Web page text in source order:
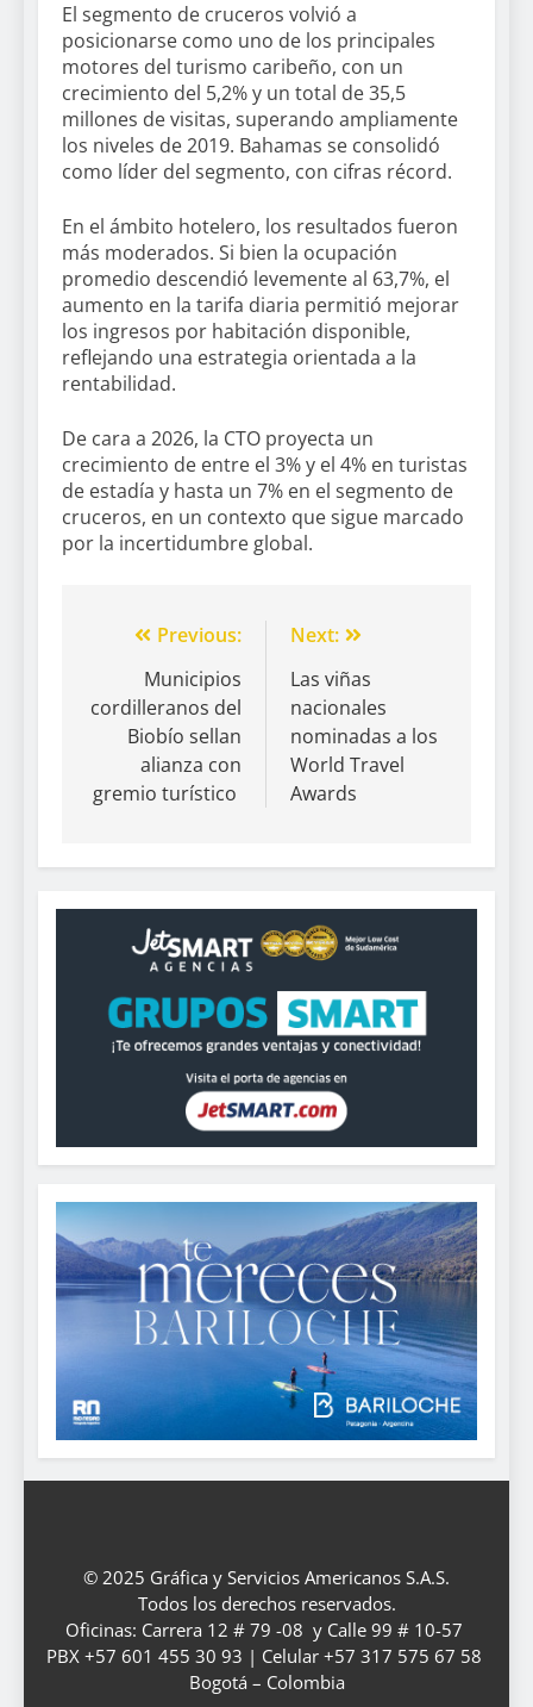
El segmento de cruceros volvió a
posicionarse como uno de los principales
motores del turismo caribeño, con un
crecimiento del 5,2% y un total de 35,5
millones de visitas, superando ampliamente
los niveles de 2019. Bahamas se consolidó
como líder del segmento, con cifras récord.
En el ámbito hotelero, los resultados fueron
más moderados. Si bien la ocupación
promedio descendió levemente al 63,7%, el
aumento en la tarifa diaria permitió mejorar
los ingresos por habitación disponible,
reflejando una estrategia orientada a la
rentabilidad.
De cara a 2026, la CTO proyecta un
crecimiento de entre el 3% y el 4% en turistas
de estadía y hasta un 7% en el segmento de
cruceros, en un contexto que sigue marcado
por la incertidumbre global.
Previous:
Municipios
cordilleranos del
Biobío sellan
alianza con
gremio turístico
Next:
Las viñas
nacionales
nominadas a los
World Travel
Awards
© 2025 Gráfica y Servicios Americanos S.A.S.
Todos los derechos reservados.
Oficinas: Carrera 12 # 79 -08 y Calle 99 # 10-57
PBX +57 601 455 30 93 | Celular +57 317 575 67 58
Bogotá – Colombia